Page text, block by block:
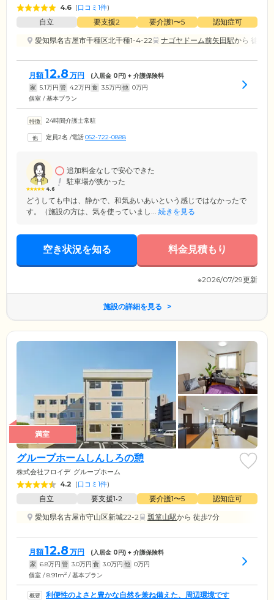
4.6 (口コミ1件)
自立 要支援2 要介護1〜5
認知症可
愛知県名古屋市千種区北千種1-4-22
ナゴヤドーム前矢田駅から 徒歩
月額12.8 万円 (入居金 0円) + 介護保険料
家 5.1万円 管 4.2万円 食 3.5万円 他 0万円
個室 / 基本プラン
24時間介護士常駐
定員2名 /電話052-722-0888
4.6
追加料金なしで安心できた
駐車場が狭かった
どうしても中は、静かで、和気あいあいという感じではなかったで
す。（施設の方は、気を使っていまし... 続きを見る
空き状況を知る 料金見積もり
※2026/07/29更新
施設の詳細を見る
満室
グループホームしんしろの憩
株式会社フロイデ グループホーム
4.2 (口コミ1件)
自立 要支援1•2 要介護1〜5
認知症可
愛知県名古屋市守山区新城22-2
瓢箪山駅から 徒歩7分
月額12.8 万円 (入居金 0円) + 介護保険料
家 6.8万円 管 3.0万円 食 3.0万円 他 0万円
個室 / 8.91m2 / 基本プラン
利便性のよさと豊かな自然を兼ね備えた、周辺環境です